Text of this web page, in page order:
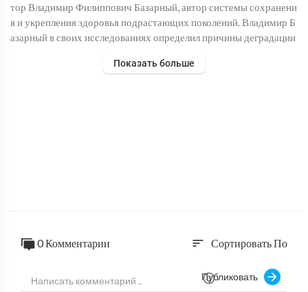
тор Владимир Филиппович Базарный, автор системы сохранени
я и укрепления здоровья подрастающих поколений. Владимир Б
азарный в своих исследованиях определил причины деградации
существующая система воспитания и обучения детей в детских
https://youtu.be/NkfDXOIkiCw
Показать больше
0 Комментарии sort Сортировать По
Публиковать